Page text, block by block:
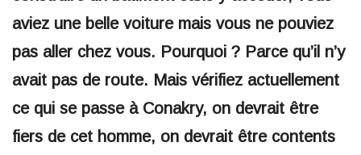
aviez une belle voiture mais vous ne pouviez
pas aller chez vous. Pourquoi ? Parce qu’il n’y
avait pas de route. Mais vérifiez actuellement
ce qui se passe à Conakry, on devrait être
fiers de cet homme, on devrait être contents